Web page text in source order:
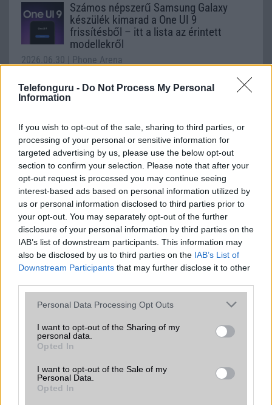
Telefonguru - Do Not Process My Personal
Information
If you wish to opt-out of the sale, sharing to third parties, or
processing of your personal or sensitive information for
targeted advertising by us, please use the below opt-out
section to confirm your selection. Please note that after your
opt-out request is processed you may continue seeing
interest-based ads based on personal information utilized by
us or personal information disclosed to third parties prior to
your opt-out. You may separately opt-out of the further
disclosure of your personal information by third parties on the
IAB’s list of downstream participants. This information may
also be disclosed by us to third parties on the IAB’s List of
Downstream Participants that may further disclose it to other
Please note that this website/app uses one or more Google
not limited to your visit or usage behaviour. You may click to
grant or deny consent to Google and its third-party tags to
use your data for below specified purposes in below Google
consent section.
Personal Data Processing Opt Outs
I want to opt-out of the Sharing of my
personal data.
Opted In
I want to opt-out of the Sale of my
Personal Data.
Opted In
Számos népszerű Samsung Galaxy
készülék kimarad a One UI 9
frissítésből – itt a lista az érintett
modellekről
2026.06.30
| Phone Arena
funkciókat és továbbfejlesztett kezelőfelületet hoz,
azonban több korábbi csúcskategóriás és középkategóriás
iPhone 18 bemutató dátum - ekkor
rántja le a leplet az Apple az új
csúcsmobilokról
2026.06.29| Phone Arena
A szeptemberi eseményen az iPhone 18 Pro modellek
mellett a régóta pletykált hajlítható iPhone Ultra is
bemutatkozhat, miközben az áremelésekről szóló
találgatások továbbra is beárnyékolják a rajtot.
Az Android rejtett automatizmusai: hat
funkció, amely észrevétlenül könnyíti
meg a mindennapokat
2026.06.14| Android Police
Sok felhasználó külön alkalmazásokra esküszik, pedig az
amelyek maguktól dolgoznak a háttérben.
megváltoztatja a mobilhasználatot –
sokan mégsem tudnak róla